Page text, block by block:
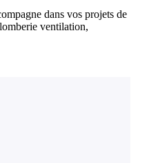
dans vos projets de
ventilation,